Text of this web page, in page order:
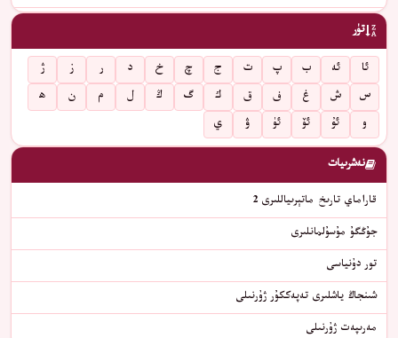
تۈر
ئا ئە ب پ ت ج چ خ د ر ز
ژ
س
ش غ ف ق ك گ ڭ ل م ن
ھ
و
ئۇ ئۆ ئۈ ۋ ي
نەشرىيات
قاراماي تارىخ ماتېرىياللىرى 2
جۇڭگۇ مۇسۇلمانلىرى
تور دۇنياسى
شىنجاڭ ياشلىرى تەپەككۇر ژۇرنىلى
مەرىپەت ژۇرنىلى